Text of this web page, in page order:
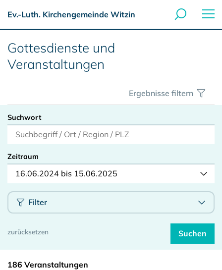
Ev.-Luth. Kirchengemeinde Witzin
Gottesdienste und
Veranstaltungen
Ergebnisse filtern
Suchwort
Zeitraum
16.06.2024 bis 15.06.2025
Filter
186 Veranstaltungen